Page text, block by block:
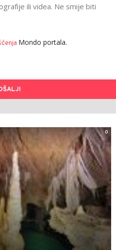
ili videa. Ne smije biti
Mondo portala.
0